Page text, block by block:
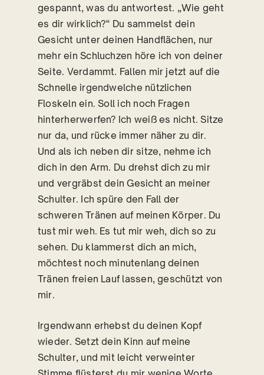
gespannt, was du antwortest. „Wie geht
es dir wirklich?“ Du sammelst dein
Gesicht unter deinen Handflächen, nur
mehr ein Schluchzen höre ich von deiner
Seite. Verdammt. Fallen mir jetzt auf die
Schnelle irgendwelche nützlichen
Floskeln ein. Soll ich noch Fragen
hinterherwerfen? Ich weiß es nicht. Sitze
nur da, und rücke immer näher zu dir.
Und als ich neben dir sitze, nehme ich
dich in den Arm. Du drehst dich zu mir
und vergräbst dein Gesicht an meiner
Schulter. Ich spüre den Fall der
schweren Tränen auf meinen Körper. Du
tust mir weh. Es tut mir weh, dich so zu
sehen. Du klammerst dich an mich,
möchtest noch minutenlang deinen
Tränen freien Lauf lassen, geschützt von
mir.
Irgendwann erhebst du deinen Kopf
wieder. Setzt dein Kinn auf meine
Schulter, und mit leicht verweinter